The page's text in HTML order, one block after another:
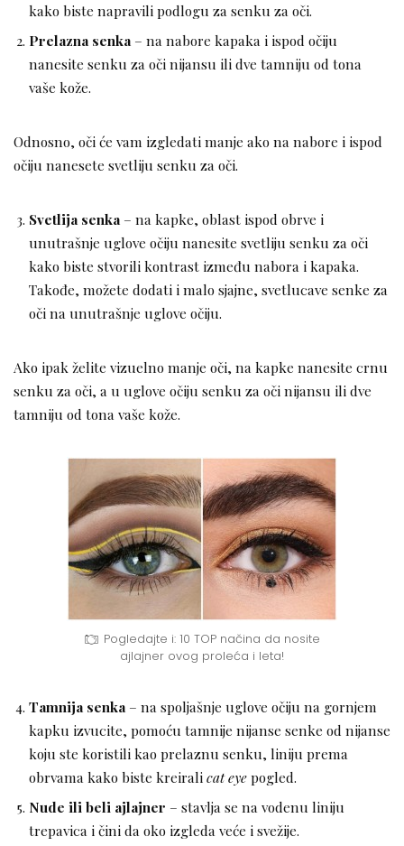
kako biste napravili podlogu za senku za oči.
Prelazna senka – na nabore kapaka i ispod očiju
nanesite senku za oči nijansu ili dve tamniju od tona
vaše kože.
Odnosno, oči će vam izgledati manje ako na nabore i ispod
očiju nanesete svetliju senku za oči.
Svetlija senka – na kapke, oblast ispod obrve i
unutrašnje uglove očiju nanesite svetliju senku za oči
kako biste stvorili kontrast između nabora i kapaka.
Takođe, možete dodati i malo sjajne, svetlucave senke za
oči na unutrašnje uglove očiju.
Ako ipak želite vizuelno manje oči, na kapke nanesite crnu
senku za oči, a u uglove očiju senku za oči nijansu ili dve
tamniju od tona vaše kože.
Pogledajte i: 10 TOP načina da nosite
ajlajner ovog proleća i leta!
Tamnija senka – na spoljašnje uglove očiju na gornjem
kapku izvucite, pomoću tamnije nijanse senke od nijanse
koju ste koristili kao prelaznu senku, liniju prema
obrvama kako biste kreiralicat eyepogled.
Nude ili beli ajlajner – stavlja se na vodenu liniju
trepavica i čini da oko izgleda veće i svežije.